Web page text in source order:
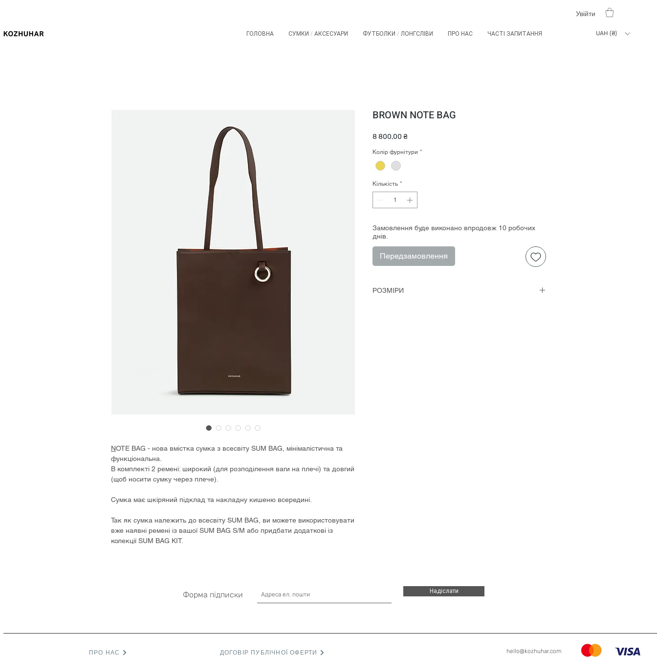
Увійти
ГОЛОВНА СУМКИ / АКСЕСУАРИ ФУТБОЛКИ / ЛОНГСЛІВИ ПРО НАС ЧАСТІ ЗАПИТАННЯ UAH (₴)
NOTE BAG - нова вмістка сумка з всесвіту SUM BAG, мінімалістична та
функціональна.
В комплекті 2 ремені: широкий (для розподілення ваги на плечі) та довгий
(щоб носити сумку через плече).
Сумка має шкіряний підклад та накладну кишеню всередині.
Так як сумка належить до всесвіту SUM BAG, ви можете використовувати
вже наявні ремені із вашої SUM BAG S/M або придбати додаткові із
колекції SUM BAG KIT.
BROWN NOTE BAG
8 800,00 ₴Ціна
Колір фурнітури *
Кількість *
Замовлення буде виконано впродовж 10 робочих
днів.
Передзамовлення
РОЗМІРИ
Форма підписки Надіслати
ПРО НАС ДОГОВІР ПУБЛІЧНОЇ ОФЕРТИ hello@kozhuhar.com